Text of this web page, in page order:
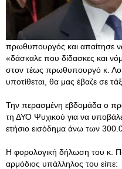
πρωθυπουργός και απαίτησε
«δάσκαλε που δίδασκες και
στον τέως πρωθυπουργό κ.
υποτίθεται, θα μας έβαζε σε
Την περασμένη εβδομάδα ο
τη ΔΥΟ Ψυχικού για να
ετήσιο εισόδημα άνω των
Η φορολογική δήλωση του κ.
αρμόδιος υπάλληλος του είπε: